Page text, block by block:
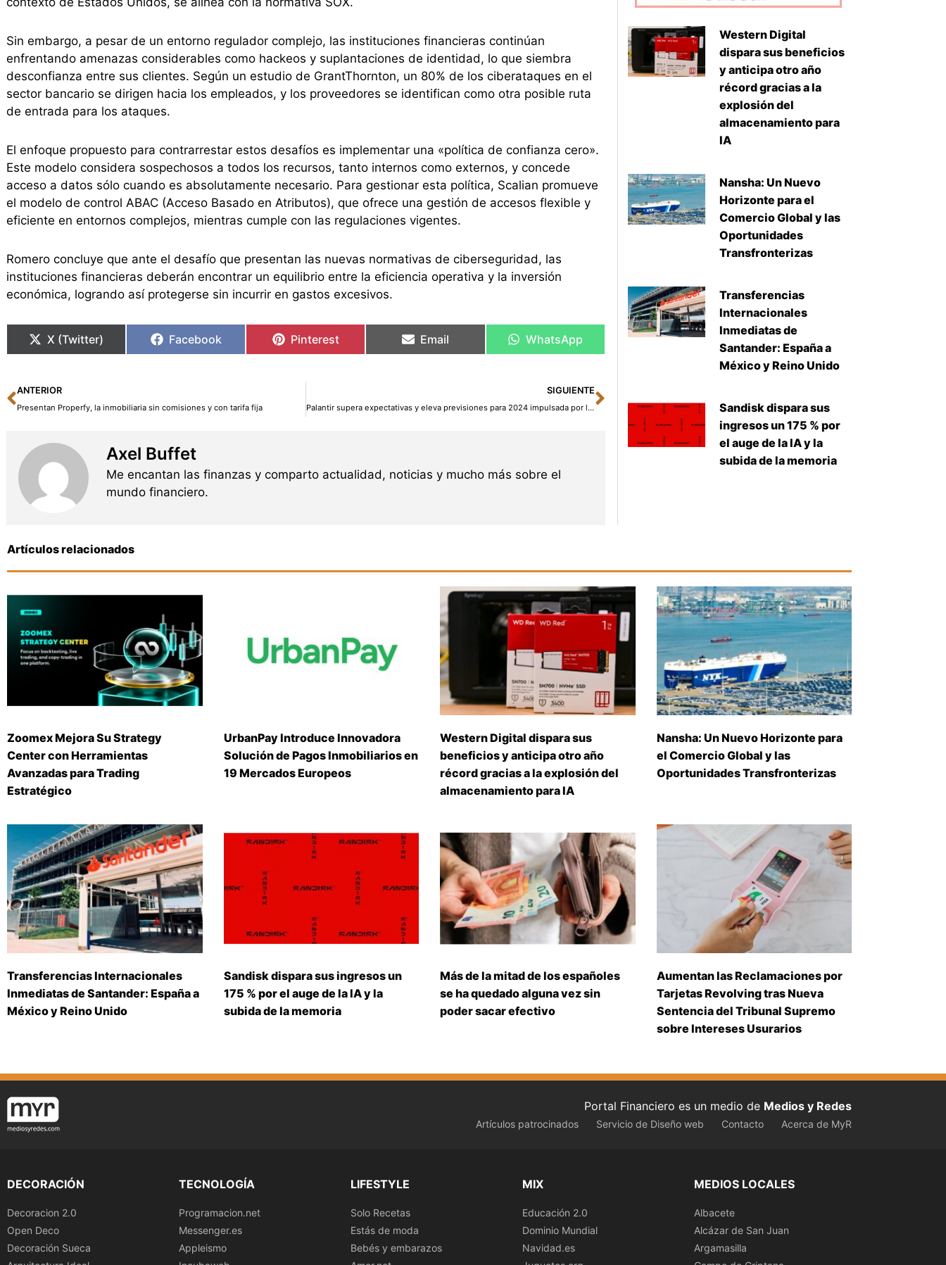
Sin embargo, a pesar de un entorno regulador complejo, las instituciones financieras continúan
enfrentando amenazas considerables como hackeos y suplantaciones de identidad, lo que siembra
desconfianza entre sus clientes. Según un estudio de GrantThornton, un 80% de los ciberataques en el
sector bancario se dirigen hacia los empleados, y los proveedores se identifican como otra posible ruta
de entrada para los ataques.
El enfoque propuesto para contrarrestar estos desafíos es implementar una «política de confianza cero».
Este modelo considera sospechosos a todos los recursos, tanto internos como externos, y concede
acceso a datos sólo cuando es absolutamente necesario. Para gestionar esta política, Scalian promueve
el modelo de control ABAC (Acceso Basado en Atributos), que ofrece una gestión de accesos flexible y
eficiente en entornos complejos, mientras cumple con las regulaciones vigentes.
Romero concluye que ante el desafío que presentan las nuevas normativas de ciberseguridad, las
instituciones financieras deberán encontrar un equilibrio entre la eficiencia operativa y la inversión
económica, logrando así protegerse sin incurrir en gastos excesivos.
X (Twitter) Facebook Pinterest Email WhatsApp
Ant
ANTERIOR
Presentan Properfy, la inmobiliaria sin comisiones y con tarifa fija
SIGUIENTE
Palantir supera expectativas y eleva previsiones para 2024 impulsada por la demanda de IA
Siguiente
Axel Buffet
Me encantan las finanzas y comparto actualidad, noticias y mucho más sobre el
mundo financiero.
Western Digital
dispara sus beneficios
y anticipa otro año
récord gracias a la
explosión del
almacenamiento para
IA
Nansha: Un Nuevo
Horizonte para el
Comercio Global y las
Oportunidades
Transfronterizas
Transferencias
Internacionales
Inmediatas de
Santander: España a
México y Reino Unido
Sandisk dispara sus
ingresos un 175 % por
el auge de la IA y la
subida de la memoria
Artículos relacionados
Zoomex Mejora Su Strategy
Center con Herramientas
Avanzadas para Trading
Estratégico
UrbanPay Introduce Innovadora
Solución de Pagos Inmobiliarios en
19 Mercados Europeos
Western Digital dispara sus
beneficios y anticipa otro año
récord gracias a la explosión del
almacenamiento para IA
Nansha: Un Nuevo Horizonte para
el Comercio Global y las
Oportunidades Transfronterizas
Transferencias Internacionales
Inmediatas de Santander: España a
México y Reino Unido
Sandisk dispara sus ingresos un
175 % por el auge de la IA y la
subida de la memoria
Más de la mitad de los españoles
se ha quedado alguna vez sin
poder sacar efectivo
Aumentan las Reclamaciones por
Tarjetas Revolving tras Nueva
Sentencia del Tribunal Supremo
sobre Intereses Usurarios
Portal Financiero es un medio de Medios y Redes
Artículos patrocinados Servicio de Diseño web Contacto Acerca de MyR
DECORACIÓN
Decoracion 2.0
Open Deco
Decoración Sueca
TECNOLOGÍA
Programacion.net
Messenger.es
Appleismo
LIFESTYLE
Solo Recetas
Estás de moda
Bebés y embarazos
MIX
Educación 2.0
Dominio Mundial
Navidad.es
MEDIOS LOCALES
Albacete
Alcázar de San Juan
Argamasilla